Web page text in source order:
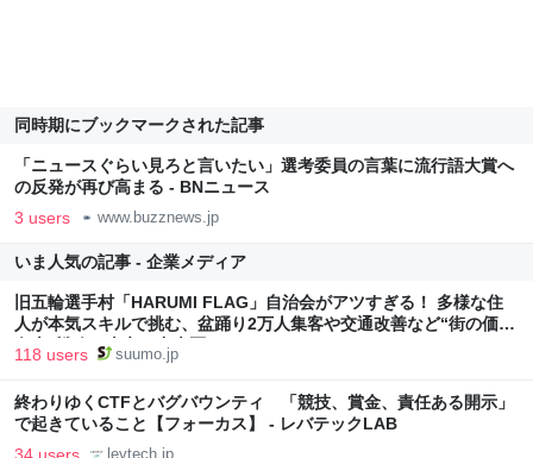
同時期にブックマークされた記事
「ニュースぐらい見ろと言いたい」選考委員の言葉に流行語大賞へ
の反発が再び高まる - BNニュース
3 users www.buzznews.jp
いま人気の記事 - 企業メディア
旧五輪選手村「HARUMI FLAG」自治会がアツすぎる！ 多様な住
人が本気スキルで挑む、盆踊り2万人集客や交通改善など“街の価値
向上”戦略 東京・中央区
118 users suumo.jp
終わりゆくCTFとバグバウンティ 「競技、賞金、責任ある開示」
で起きていること【フォーカス】 - レバテックLAB
34 users levtech.jp